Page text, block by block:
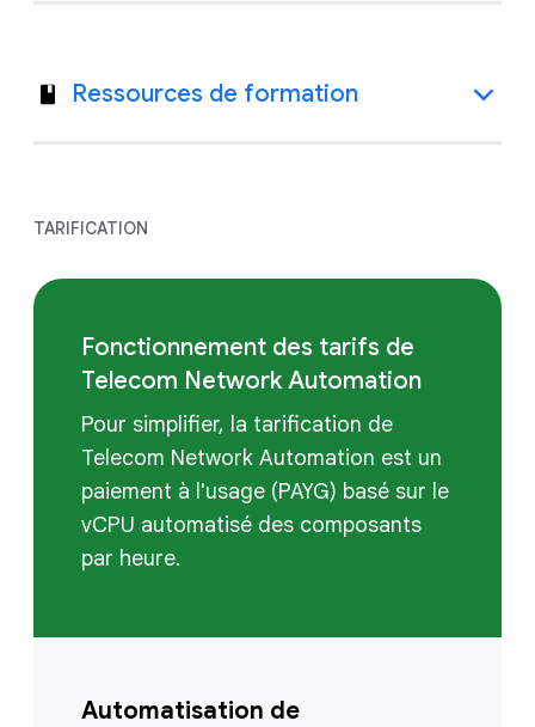
Ressources de formation
TARIFICATION
Fonctionnement des tarifs de
Telecom Network Automation
Pour simplifier, la tarification de
Telecom Network Automation est un
paiement à l'usage (PAYG) basé sur le
vCPU automatisé des composants
par heure.
Automatisation de